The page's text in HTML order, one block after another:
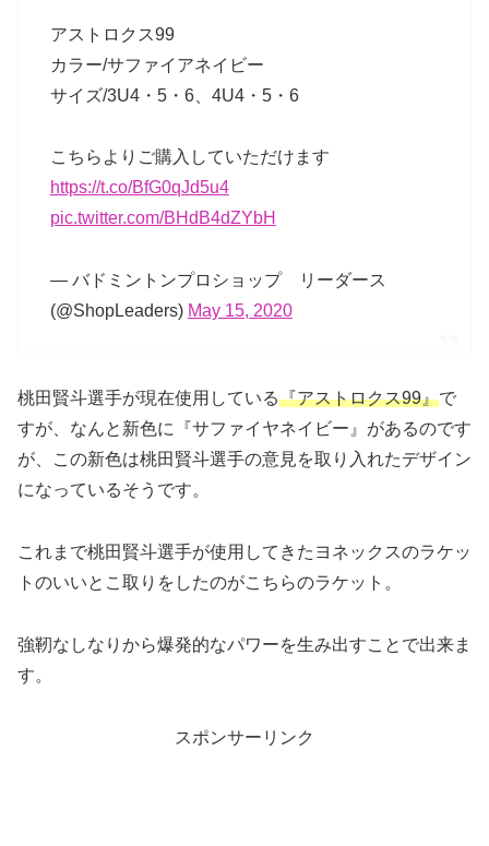
アストロクス99
カラー/サファイアネイビー
サイズ/3U4・5・6、4U4・5・6
こちらよりご購入していただけます
https://t.co/BfG0qJd5u4
pic.twitter.com/BHdB4dZYbH
— バドミントンプロショップ リーダース
(@ShopLeaders) May 15, 2020
桃田賢斗選手が現在使用している『アストロクス99』で
すが、なんと新色に『サファイヤネイビー』があるのです
が、この新色は桃田賢斗選手の意見を取り入れたデザイン
になっているそうです。
これまで桃田賢斗選手が使用してきたヨネックスのラケッ
トのいいとこ取りをしたのがこちらのラケット。
強靭なしなりから爆発的なパワーを生み出すことで出来ま
す。
スポンサーリンク